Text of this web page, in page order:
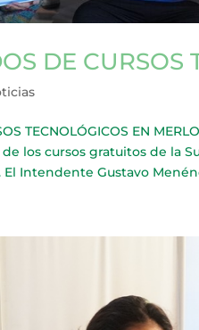
DE
TECNOLÓGICOS EN
los cursos gratuitos de la
Intendente Gustavo